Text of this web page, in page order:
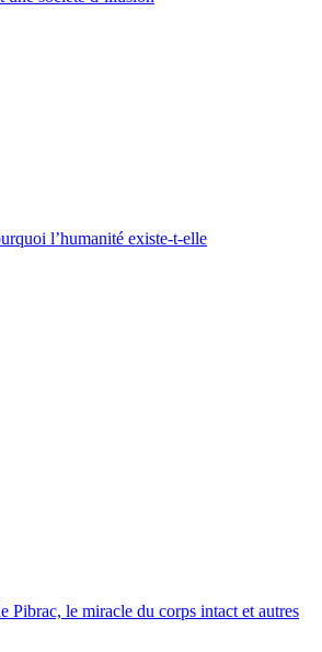
l’humanité existe-t-elle
Pibrac, le miracle du corps intact et autres